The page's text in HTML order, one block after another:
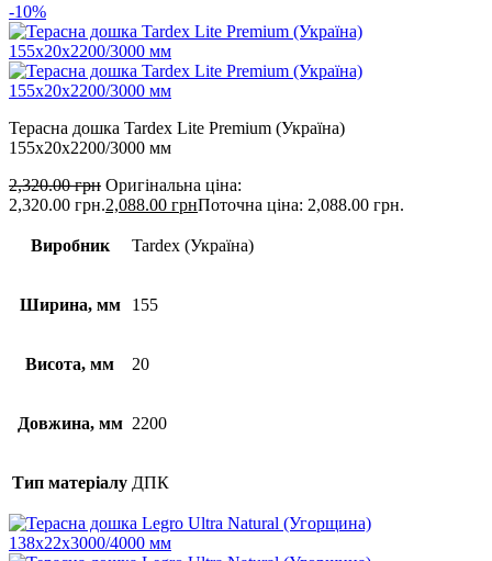
-10%
Терасна дошка Tardex Lite Premium (Україна)
155х20х2200/3000 мм
2,320.00грн Оригінальна ціна:
2,320.00 грн.2,088.00 грнПоточна ціна: 2,088.00 грн.
Виробник Tardex (Україна)
Ширина, мм 155
Висота, мм 20
Довжина, мм 2200
Тип матеріалу ДПК